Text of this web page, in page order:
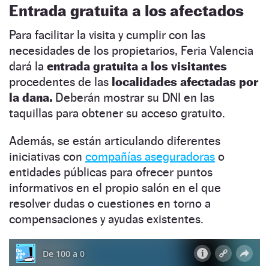
Entrada gratuita a los afectados
Para facilitar la visita y cumplir con las
necesidades de los propietarios, Feria Valencia
dará la entrada gratuita a los visitantes
procedentes de las localidades afectadas por
la dana. Deberán mostrar su DNI en las
taquillas para obtener su acceso gratuito.
Además, se están articulando diferentes
iniciativas con compañías aseguradoras o
entidades públicas para ofrecer puntos
informativos en el propio salón en el que
resolver dudas o cuestiones en torno a
compensaciones y ayudas existentes.